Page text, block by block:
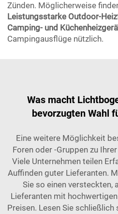
Zünden. Möglicherweise
Leistungsstarke Outdoor-
Camping- und
Campingausflüge nützlich.
Was macht
bevorzugten Wahl
Eine weitere Möglichkeit
Foren oder -Gruppen zu
Viele Unternehmen teilen
Auffinden guter Lieferanten.
Sie so einen versteckten,
Lieferanten mit
Preisen. Lesen Sie